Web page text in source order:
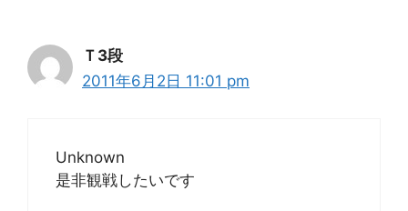
Ｔ3段
2011年6月2日 11:01 pm
Unknown
是非観戦したいです